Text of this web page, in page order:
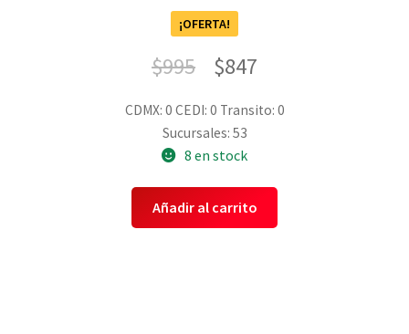
¡OFERTA!
$995 $847
CDMX: 0 CEDI: 0 Transito: 0
Sucursales: 53
8 en stock
Añadir al carrito